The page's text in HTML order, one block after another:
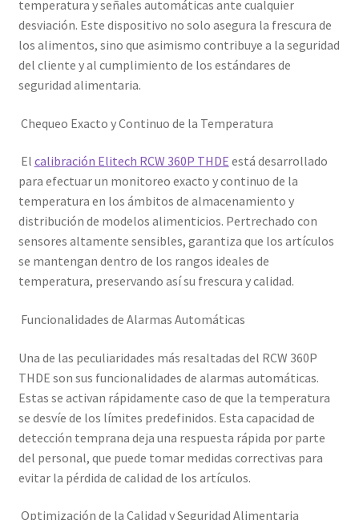
temperatura y señales automáticas ante cualquier
desviación. Este dispositivo no solo asegura la frescura de
los alimentos, sino que asimismo contribuye a la seguridad
del cliente y al cumplimiento de los estándares de
seguridad alimentaria.
Chequeo Exacto y Continuo de la Temperatura
El calibración Elitech RCW 360P THDE está desarrollado
para efectuar un monitoreo exacto y continuo de la
temperatura en los ámbitos de almacenamiento y
distribución de modelos alimenticios. Pertrechado con
sensores altamente sensibles, garantiza que los artículos
se mantengan dentro de los rangos ideales de
temperatura, preservando así su frescura y calidad.
Funcionalidades de Alarmas Automáticas
Una de las peculiaridades más resaltadas del RCW 360P
THDE son sus funcionalidades de alarmas automáticas.
Estas se activan rápidamente caso de que la temperatura
se desvíe de los límites predefinidos. Esta capacidad de
detección temprana deja una respuesta rápida por parte
del personal, que puede tomar medidas correctivas para
evitar la pérdida de calidad de los artículos.
Optimización de la Calidad y Seguridad Alimentaria